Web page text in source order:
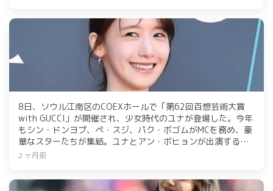
8日、ソウル江南区のCOEXホールで「第62回百想芸術大賞
with GUCCI」が開催され、少女時代のユナが登場した。今年
もシン・ドンヨプ、ペ・スジ、パク・ボゴムがMCを務め、豪
華なスターたちが集結。ユナとアン・ボヒョンが出演する映
画「プリティ・クレイジー 悪魔が引っ越してきた」の場面写
2 ヶ月前